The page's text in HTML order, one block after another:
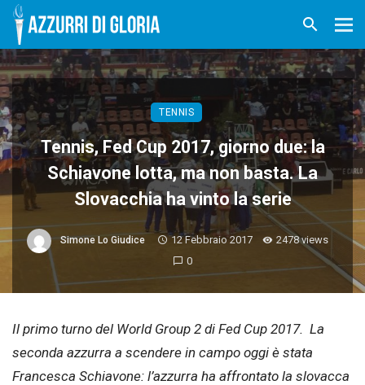
TENNIS
Tennis, Fed Cup 2017, giorno due: la
Schiavone lotta, ma non basta. La
Slovacchia ha vinto la serie
Simone Lo Giudice 12 Febbraio 2017
2478 views
0
Il primo turno del World Group 2 di Fed Cup 2017. La
seconda azzurra a scendere in campo oggi è stata
Francesca Schiavone: l’azzurra ha affrontato la slovacca